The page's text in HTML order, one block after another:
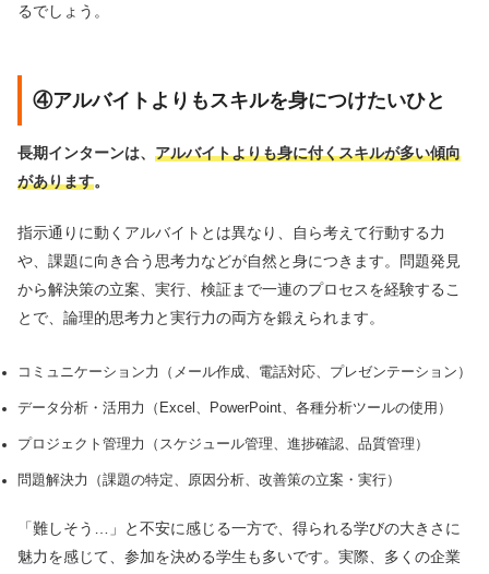
るでしょう。
④アルバイトよりもスキルを身につけたいひと
長期インターンは、 アルバイトよりも身に付くスキルが多い傾向
があります。
指示通りに動くアルバイトとは異なり、自ら考えて行動する力
や、課題に向き合う思考力などが自然と身につきます。問題発見
から解決策の立案、実行、検証まで一連のプロセスを経験するこ
とで、論理的思考力と実行力の両方を鍛えられます。
コミュニケーション力（メール作成、電話対応、プレゼンテーション）
データ分析・活用力（Excel、PowerPoint、各種分析ツールの使用）
プロジェクト管理力（スケジュール管理、進捗確認、品質管理）
問題解決力（課題の特定、原因分析、改善策の立案・実行）
「難しそう…」と不安に感じる一方で、得られる学びの大きさに
魅力を感じて、参加を決める学生も多いです。実際、多くの企業